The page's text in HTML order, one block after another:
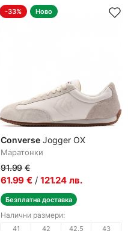
-33% Ново
Converse Jogger OX
Маратонки
91.99 €
61.99 € / 121.24 лв.
Безплатна доставка
Налични размери:
41 42 42.5
43